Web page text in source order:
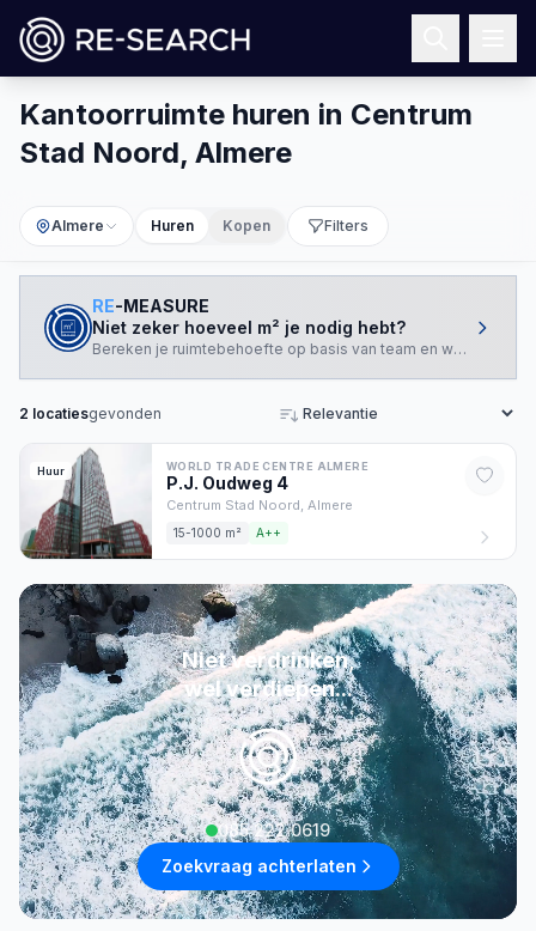
Kantoorruimte huren in Centrum
Stad Noord, Almere
Almere Huren Kopen Filters
RE-MEASURE
Niet zeker hoeveel m² je nodig hebt?
Bereken je ruimtebehoefte op basis van team en werkstijl.
2 locatiesgevonden Sorteren
Huur WORLD TRADE CENTRE ALMERE
P.J. Oudweg 4
Centrum Stad Noord, Almere
15-1000 m² A++
Niet verdrinken,
wel verdiepen...
085 222 0619
Zoekvraag achterlaten